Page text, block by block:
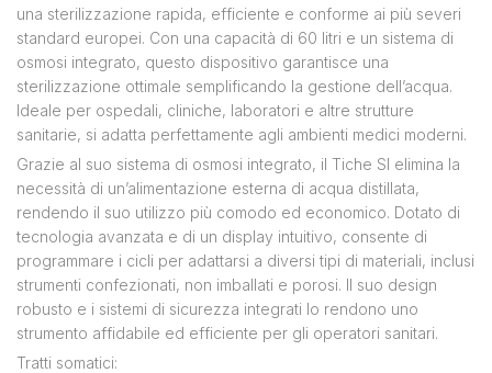
una sterilizzazione rapida, efficiente e conforme ai più severi
standard europei. Con una capacità di 60 litri e un sistema di
osmosi integrato, questo dispositivo garantisce una
sterilizzazione ottimale semplificando la gestione dell’acqua.
Ideale per ospedali, cliniche, laboratori e altre strutture
sanitarie, si adatta perfettamente agli ambienti medici moderni.
Grazie al suo sistema di osmosi integrato, il Tiche SI elimina la
necessità di un’alimentazione esterna di acqua distillata,
rendendo il suo utilizzo più comodo ed economico. Dotato di
tecnologia avanzata e di un display intuitivo, consente di
programmare i cicli per adattarsi a diversi tipi di materiali, inclusi
strumenti confezionati, non imballati e porosi. Il suo design
robusto e i sistemi di sicurezza integrati lo rendono uno
strumento affidabile ed efficiente per gli operatori sanitari.
Tratti somatici: